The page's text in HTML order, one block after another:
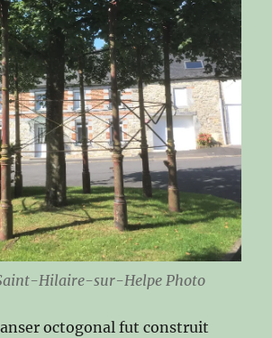
Hilaire-sur-Helpe Photo
octogonal fut construit